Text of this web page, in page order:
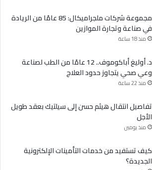
مجموعة شركات ملجراميكال: 85 عامًا من الريادة
في صناعة وتجارة الموازين
منذ 18 ساعة
د. أوليغ أباكوموف.. 12 عامًا من الطب لصناعة
وعي صحي يتجاوز حدود العلاج
منذ 22 ساعة
تفاصيل انتقال هيثم حسن إلى سيلتيك بعقد طويل
الأجل
منذ يومين
كيف تستفيد من خدمات التأمينات الإلكترونية
الجديدة؟